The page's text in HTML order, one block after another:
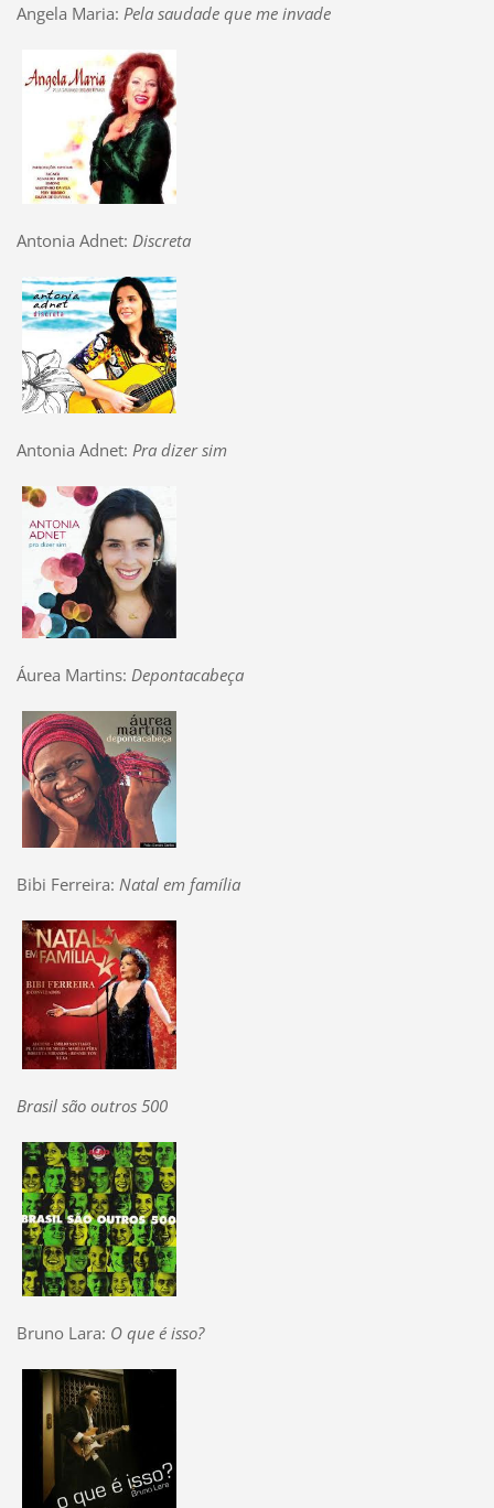
Angela Maria: Pela saudade que me invade
Antonia Adnet: Discreta
Antonia Adnet: Pra dizer sim
Áurea Martins: Depontacabeça
Bibi Ferreira: Natal em família
Brasil são outros 500
Bruno Lara: O que é isso?